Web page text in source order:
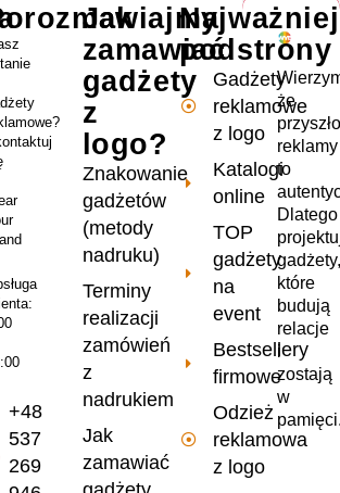
że
reklamy
to
Dlatego
gadżety,
które
budują
relacje
i
zostają
w
podstrony
Gadżety
reklamowe
z logo
Katalogi
online
TOP
gadżety
na
event
Bestsellery
firmowe
Odzież
reklamowa
z logo
Jak
zamawiać
gadżety
z
logo?
Znakowanie
gadżetów
(metody
nadruku)
Terminy
realizacji
zamówień
z
nadrukiem
Jak
zamawiać
+48
537
269